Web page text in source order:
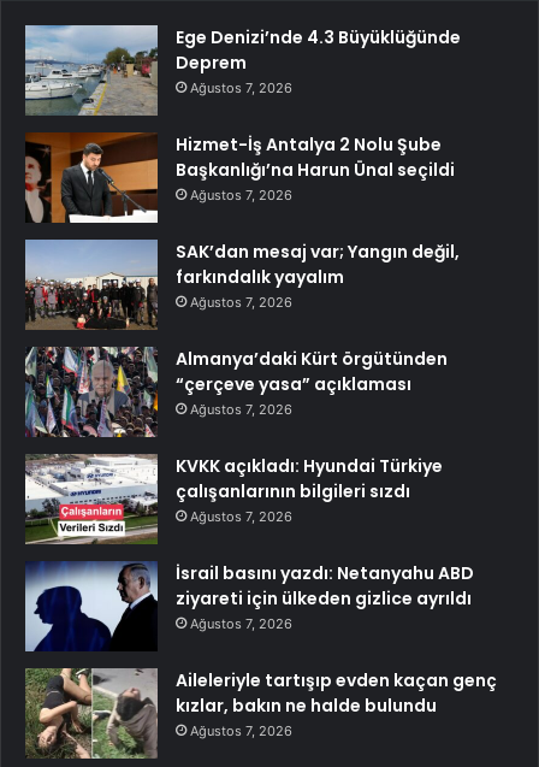
Ege Denizi’nde 4.3 Büyüklüğünde
Deprem
Ağustos 7, 2026
Hizmet-İş Antalya 2 Nolu Şube
Başkanlığı’na Harun Ünal seçildi
Ağustos 7, 2026
SAK’dan mesaj var; Yangın değil,
farkındalık yayalım
Ağustos 7, 2026
Almanya’daki Kürt örgütünden
“çerçeve yasa” açıklaması
Ağustos 7, 2026
KVKK açıkladı: Hyundai Türkiye
çalışanlarının bilgileri sızdı
Ağustos 7, 2026
İsrail basını yazdı: Netanyahu ABD
ziyareti için ülkeden gizlice ayrıldı
Ağustos 7, 2026
Aileleriyle tartışıp evden kaçan genç
kızlar, bakın ne halde bulundu
Ağustos 7, 2026